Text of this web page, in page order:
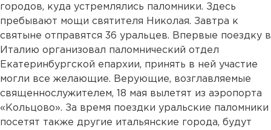
городов, куда устремлялись паломники. Здесь
пребывают мощи святителя Николая. Завтра к
святыне отправятся 36 уральцев. Впервые поездку в
Италию организовал паломнический отдел
Екатеринбургской епархии, принять в ней участие
могли все желающие. Верующие, возглавляемые
священнослужителем, 18 мая вылетят из аэропорта
«Кольцово». За время поездки уральские паломники
посетят также другие итальянские города, будут